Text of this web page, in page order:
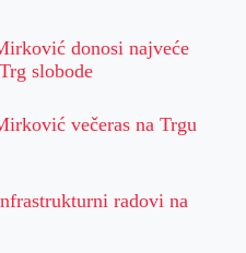
donosi najveće
slobode
večeras na Trgu
radovi na